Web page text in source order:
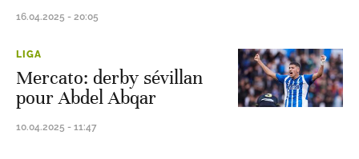
16.04.2025 - 20:05
LIGA
Mercato: derby sévillan
pour Abdel Abqar
10.04.2025 - 11:47